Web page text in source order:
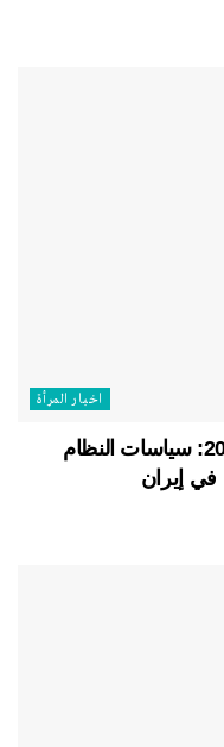
اخبار المرأة
التقرير الشهري – حزيران/ يونيو 2026: سياسات النظام
في إيران